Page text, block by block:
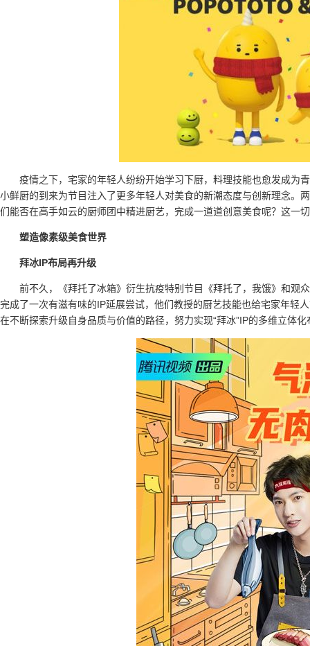
疫情之下，宅家的年轻人纷纷开始学习下厨，料理技能也愈发成为
小鲜厨的到来为节目注入了更多年轻人对美食的新潮态度与创新理念。
们能否在高手如云的厨师团中精进厨艺，完成一道道创意美食呢？这一
塑造像素级美食世界
拜冰IP布局再升级
前不久，《拜托了冰箱》衍生抗疫特别节目《拜托了，我饿》和观
完成了一次有滋有味的IP延展尝试，他们教授的厨艺技能也给宅家年轻
在不断探索升级自身品质与价值的路径，努力实现“拜冰”IP的多维立体化